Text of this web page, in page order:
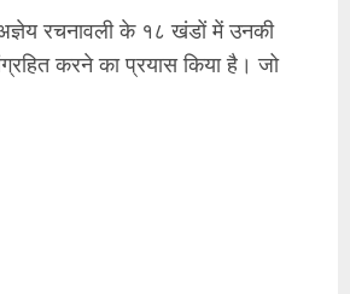
रचनावली के १८ खंडों में उनकी
करने का प्रयास किया है। जो